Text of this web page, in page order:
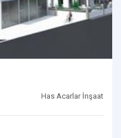
Has Acarlar İnşaat